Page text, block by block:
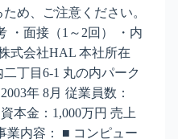
め、ご注意ください。
・面接（1～2回） ・内
式会社HAL 本社所在
丁目6-1 丸の内パーク
年 8月 従業員数：
本金：1,000万円 売上
業内容： ■ コンピュー